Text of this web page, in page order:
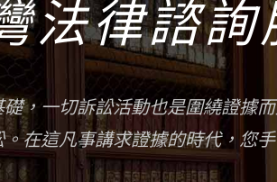
法律諮
，一切訴訟活動也是圍繞證據
在這凡事講求證據的時代，您